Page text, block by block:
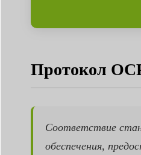
Протокол
Соответствие
обеспечения,